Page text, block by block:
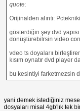
quote:
Orijinalden alıntı:
gösterdiğin şey dvd
dönüştürebilrsin video
vdeo ts doyalarıı
kısım oynatır dvd player
bu kesintiyi farketmezsin
yani demek istediğiniz
dosyaları misal 4gb'lık tek